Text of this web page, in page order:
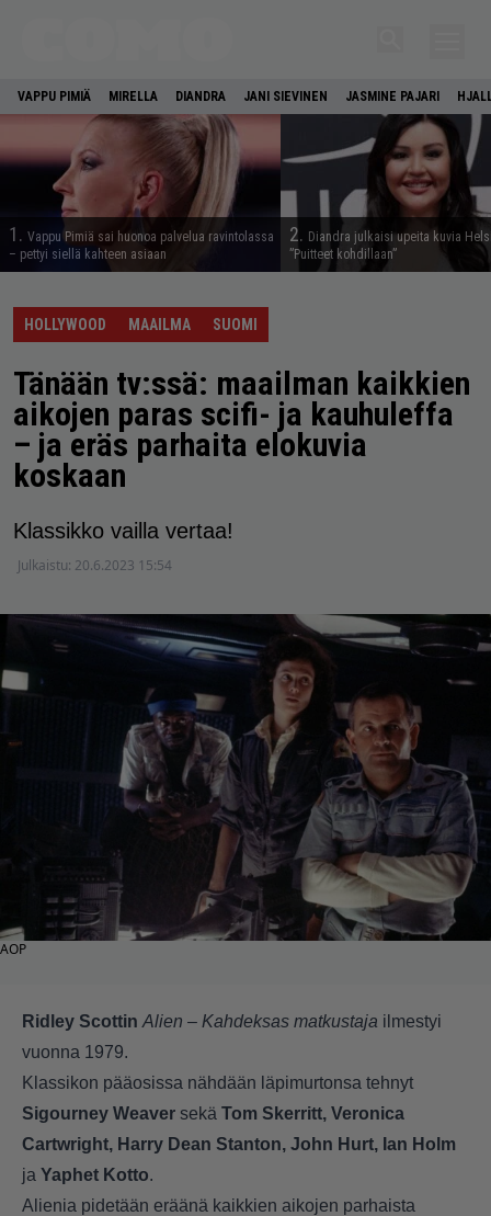
VAPPU PIMIÄ MIRELLA DIANDRA JANI SIEVINEN JASMINE PAJARI
1. Vappu Pimiä sai huonoa palvelua ravintolassa
– pettyi siellä kahteen asiaan
2. Diandra julkaisi upeita kuvia
”Puitteet kohdillaan”
HOLLYWOOD MAAILMA SUOMI
Tänään tv:ssä: maailman kaikkien
aikojen paras scifi- ja kauhuleffa
– ja eräs parhaita elokuvia
koskaan
Klassikko vailla vertaa!
Julkaistu: 20.6.2023 15:54
AOP
Ridley Scottin Alien – Kahdeksas matkustaja ilmestyi
vuonna 1979.
Klassikon pääosissa nähdään läpimurtonsa tehnyt
Sigourney Weaver sekä Tom Skerritt, Veronica
Cartwright, Harry Dean Stanton, John Hurt, Ian Holm
ja Yaphet Kotto.
Alienia pidetään eräänä kaikkien aikojen parhaista